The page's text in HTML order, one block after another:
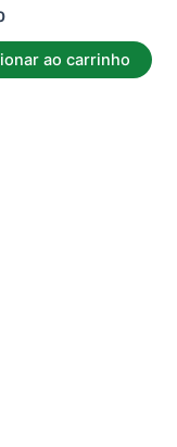
ao carrinho